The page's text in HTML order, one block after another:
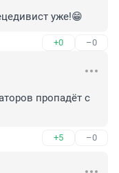
уже!😁
+0 –0
пропадёт с
+5 –0